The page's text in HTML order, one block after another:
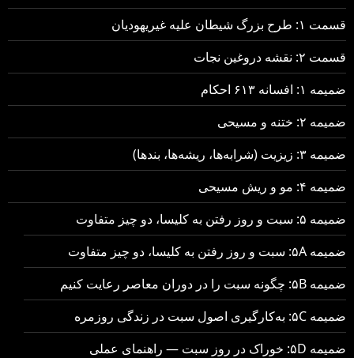
قسمت ۱: طرح بزرگ شیطان علیه غیریهودیان
قسمت ۲: نقشه دروغین نجات
ضمیمه ۱: افسانه ۶۱۳ احکام
ضمیمه ۲: ختنه و مسیحی
ضمیمه ۳: زیزیت (شرابه‌ها، ریشه‌ها، بندها)
ضمیمه ۴: مو و ریش مسیحی
ضمیمه ۵: سبت و روز رفتن به کلیسا، دو چیز متفاوت
ضمیمه ۵A: سبت و روز رفتن به کلیسا، دو چیز متفاوت
ضمیمه ۵B: چگونه سبت را در دوران معاصر رعایت کنیم
ضمیمه ۵C: به‌کارگیری اصول سبت در زندگی روزمره
ضمیمه ۵D: خوراک در روز سبت — راهنمای عملی